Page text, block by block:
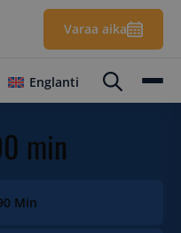
Varaa aika
Englanti
min
Min